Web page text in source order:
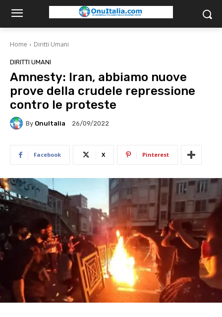
Home Diritti Umani
DIRITTI UMANI
Amnesty: Iran, abbiamo nuove
prove della crudele repressione
contro le proteste
By OnuItalia 26/09/2022
Facebook X Pinterest